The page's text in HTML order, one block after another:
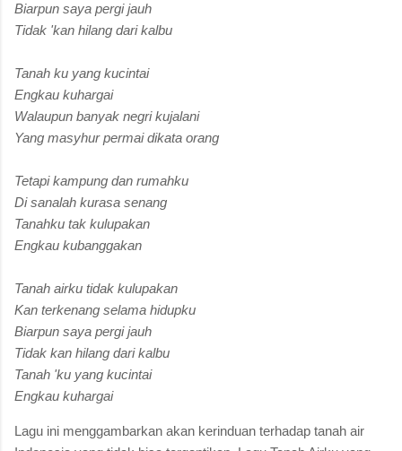
Biarpun saya pergi jauh
Tidak 'kan hilang dari kalbu
Tanah ku yang kucintai
Engkau kuhargai
Walaupun banyak negri kujalani
Yang masyhur permai dikata orang
Tetapi kampung dan rumahku
Di sanalah kurasa senang
Tanahku tak kulupakan
Engkau kubanggakan
Tanah airku tidak kulupakan
Kan terkenang selama hidupku
Biarpun saya pergi jauh
Tidak kan hilang dari kalbu
Tanah 'ku yang kucintai
Engkau kuhargai
Lagu ini menggambarkan akan kerinduan terhadap tanah air